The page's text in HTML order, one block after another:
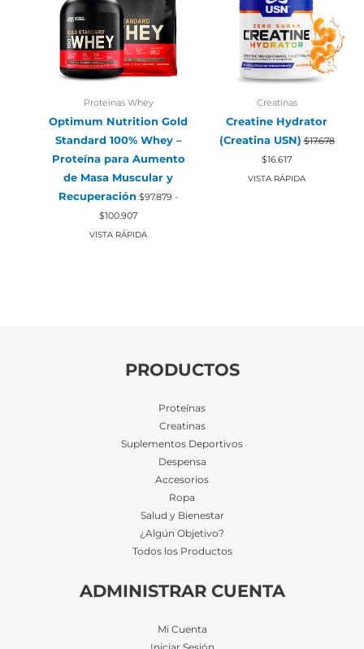
Proteinas Whey
Optimum Nutrition Gold
Standard 100% Whey –
Proteína para Aumento
de Masa Muscular y
Recuperación $97.879 -
$100.907Rango
precios:
VISTA RÁPIDA
Creatinas
Creatine Hydrator
(Creatina USN) $17.678
El
precio
original
$16.617El
actual
VISTA RÁPIDA
PRODUCTOS
Proteínas
Creatinas
Suplementos Deportivos
Despensa
Accesorios
Ropa
Salud y Bienestar
¿Algún Objetivo?
Todos los Productos
ADMINISTRAR CUENTA
Mi Cuenta